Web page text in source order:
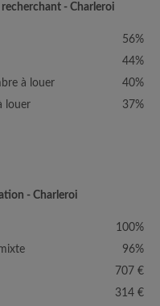
- Charleroi
56%
44%
à louer
40%
louer
37%
- Charleroi
100%
96%
707 €
314 €